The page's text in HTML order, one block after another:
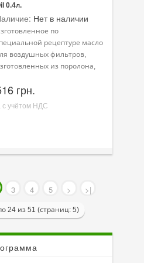
0.4л.
Нет в наличии
по
рецептуре масло
воздушных фильтров,
из поролона,
грн.
с учётом НДС
3 4 5 > >|
24 из 51 (страниц: 5)